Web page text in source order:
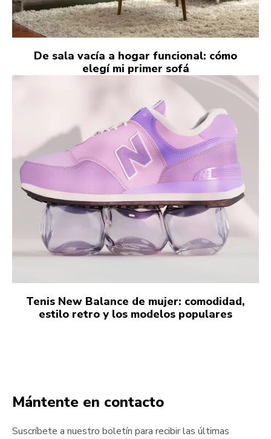
De sala vacía a hogar funcional: cómo
elegí mi primer sofá
Tenis New Balance de mujer: comodidad,
estilo retro y los modelos populares
Mántente en contacto
Suscríbete a nuestro boletín para recibir las últimas